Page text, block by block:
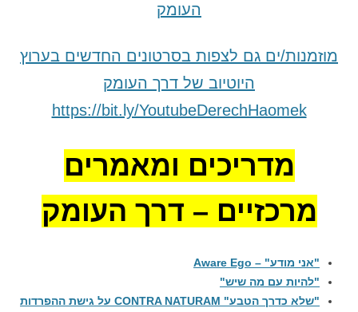
העומק
מוזמנות/ים גם לצפות בסרטונים החדשים בערוץ
היוטיוב של דרך העומק
https://bit.ly/YoutubeDerechHaomek
מדריכים ומאמרים
מרכזיים – דרך העומק
"אני מודע" – Aware Ego
"להיות עם מה שיש"
"שלא כדרך הטבע" CONTRA NATURAM על גישת ההפרדות